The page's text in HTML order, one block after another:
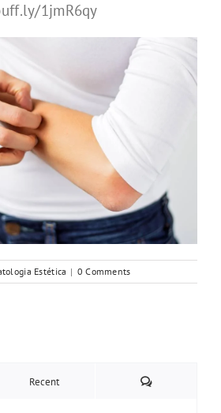
1jmR6qy
Estética | 0 Comments
Recent Comments